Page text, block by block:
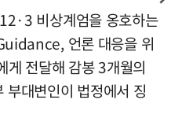
비상계엄을 옹호하는
언론 대응을 위
게 전달해 감봉 3개월의
부대변인이 법정에서 징